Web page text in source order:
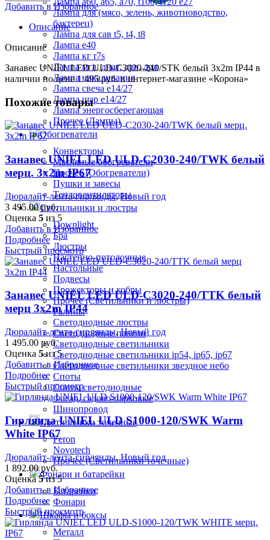
Лампа для (мясо, зелень, животноводство,
бактерец)
Лампа для сав t5, t4, t8
Лампа е40
Лампа кг r7s
Лампа мгл, днат, дрв, дрл
Лампа накаливания
Лампа свеча е14/27
Лампа шар е14/27
Лампа энергосберегающая
Прочее (Лампы)
Обогреватели
Конвекторы
Масляные обогреватели
Прочее (Обогреватели)
Пушки и завесы
Тепловентиляторы
Светильники и люстры
Downlight
Бра
Люстры
Настенно-потолочные
Настольные
Подвесы
Прожекторы и кобры
Прочее (Светильники и люстры)
Ралины
Светодиодные люстры
Светодиодные панели
Светодиодные светильники
Светодиодные светильники ip54, ip65, ip67
Светодиодные светильники звездное небо
Споты
Споты светодиодные
Фасад, садово-парковые
Шинопровод
Светильники точечные
Feron
Novotech
Прочее (Светильники точечные)
Фонари и батарейки
Батарейки
Фонари
Шкафы и боксы
Металл
Добавить в Избранное
Описание
Описание
Занавес UNIEL LED ULD-С3020-240/STK белый 3x2m IP44 в
наличии по цене 1 495 руб. в интернет-магазине «Корона»
Похожие товары
Занавес UNIEL LED ULD-С2030-240/TWK белый
мерц. 3x2m IP67
Дюралайт-лента-гирлянды,Новый год
3 495.00руб.
Оценка 5 из 5
Добавить в Избранное
Подробнее
Быстрый просмотр
Занавес UNIEL LED ULD-С3020-240/TTK белый
мерц 3x2m IP44
Дюралайт-лента-гирлянды,Новый год
1 495.00 руб.
Оценка 5из 5
Добавить в Избранное
Подробнее
Быстрый просмотр
Гирлянда UNIEL ULD S1000-120/SWK Warm
White IP67
Дюралайт-лента-гирлянды,Новый год
1 892.00руб.
Оценка5из 5
Добавить в Избранное
Подробнее
Быстрый просмотр